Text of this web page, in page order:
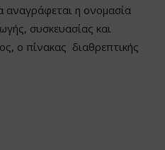
αναγράφεται η ονομασία
συσκευασίας και
ο πίνακας διαθρεπτικής